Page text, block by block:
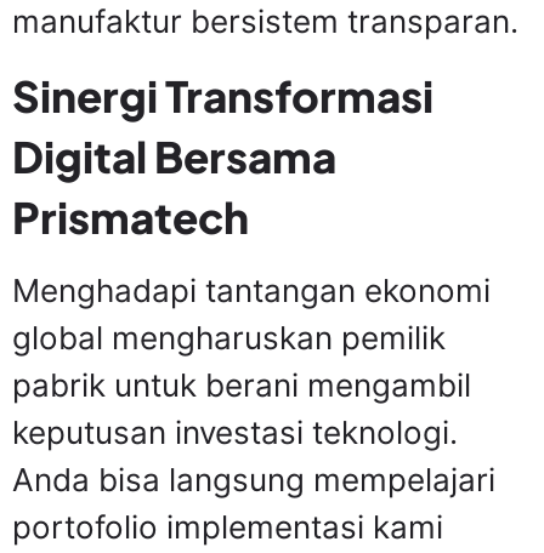
manufaktur bersistem transparan.
Sinergi Transformasi
Digital Bersama
Prismatech
Menghadapi tantangan ekonomi
global mengharuskan pemilik
pabrik untuk berani mengambil
keputusan investasi teknologi.
Anda bisa langsung mempelajari
portofolio implementasi kami